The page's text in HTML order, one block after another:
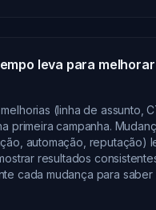
leva para
(linha de assunto,
primeira campanha.
automação, reputação)
resultados
cada mudança para saber